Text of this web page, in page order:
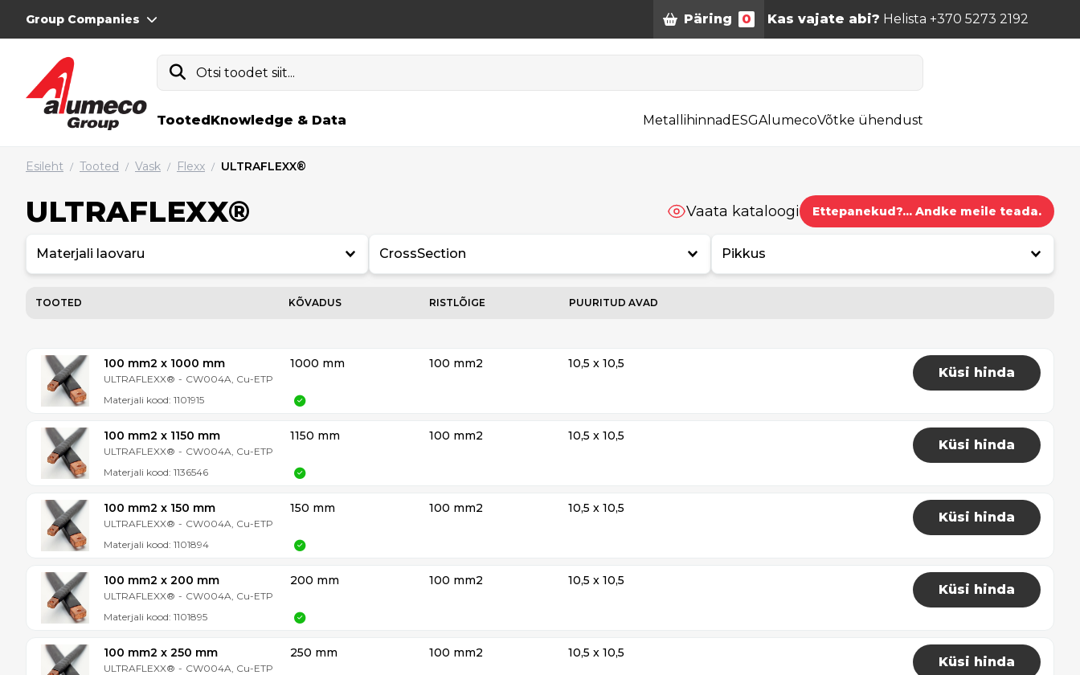
Group Companies Päring 0 Kas vajate abi? Helista +370 5273 2192
Otsi toodet siit...
TootedKnowledge & Data Metallihinnad ESGAlumecoVõtke ühendust
Esileht / Tooted / Vask / Flexx / ULTRAFLEXX®
ULTRAFLEXX® Vaata kataloogi Ettepanekud?... Andke meile teada.
Materjali laovaru CrossSection Pikkus
TOOTED KÕVADUS RISTLÕIGE PUURITUD AVAD
100 mm2 x 1000 mm
ULTRAFLEXX® - CW004A, Cu-ETP
Materjali kood: 1101915
1000 mm 100 mm2 10,5 x 10,5
Küsi hinda
100 mm2 x 1150 mm
ULTRAFLEXX® - CW004A, Cu-ETP
Materjali kood: 1136546
1150 mm 100 mm2 10,5 x 10,5
Küsi hinda
100 mm2 x 150 mm
ULTRAFLEXX® - CW004A, Cu-ETP
Materjali kood: 1101894
150 mm 100 mm2 10,5 x 10,5
Küsi hinda
100 mm2 x 200 mm
ULTRAFLEXX® - CW004A, Cu-ETP
Materjali kood: 1101895
200 mm 100 mm2 10,5 x 10,5
Küsi hinda
100 mm2 x 250 mm
ULTRAFLEXX® - CW004A, Cu-ETP
250 mm 100 mm2 10,5 x 10,5
Küsi hinda